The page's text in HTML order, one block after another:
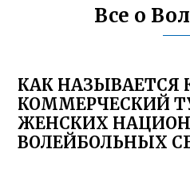
Все о
КАК
КОММЕРЧЕСКИЙ
ЖЕНСКИХ
ВОЛЕЙБОЛЬНЫХ